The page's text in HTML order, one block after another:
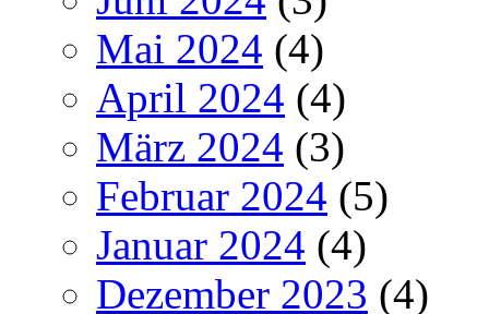
Mai 2024 (4)
April 2024 (4)
März 2024 (3)
Februar 2024 (5)
Januar 2024 (4)
Dezember 2023 (4)